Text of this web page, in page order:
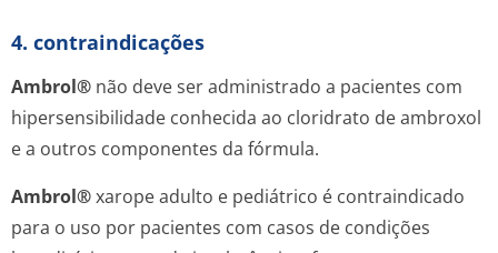
4. contraindicações
Ambrol® não deve ser administrado a pacientes com
hipersensibilidade conhecida ao cloridrato de ambroxol
e a outros componentes da fórmula.
Ambrol®xarope adulto e pediátrico é contraindicado
para o uso por pacientes com casos de condições